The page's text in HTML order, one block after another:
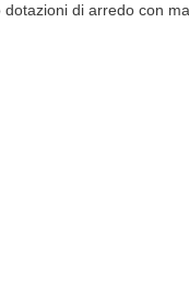
di arredo con